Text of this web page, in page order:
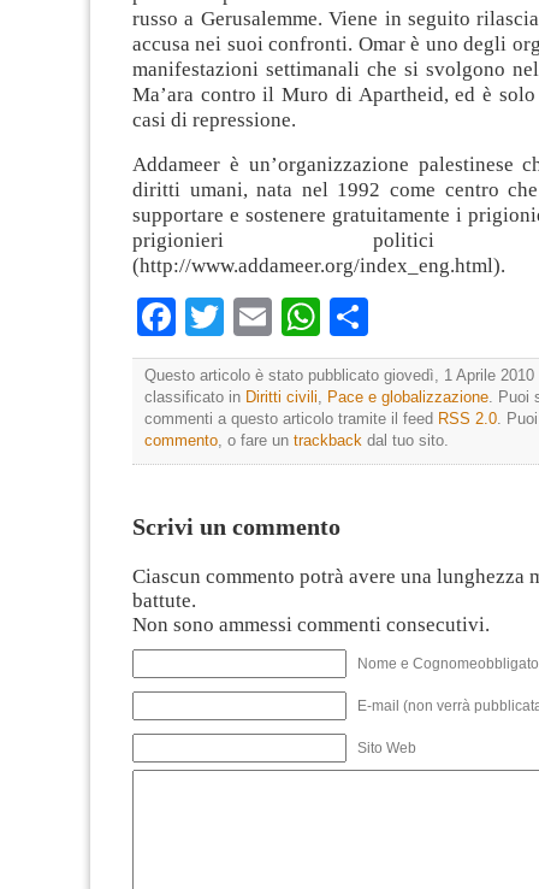
russo a Gerusalemme. Viene in seguito
accusa nei suoi confronti. Omar è uno degli
manifestazioni settimanali che si svolgono
Ma’ara contro il Muro di Apartheid, ed è
casi di repressione.
Addameer è un’organizzazione palestinese
diritti umani, nata nel 1992 come centro
supportare e sostenere gratuitamente i
prigionieri politici
(http://www.addameer.org/index_eng.html).
Facebook
TwitterEmailWhatsApp
Questo articolo è stato pubblicato giovedì, 1 Aprile 2010
classificato in Diritti civili Pace e globalizzazione . Puoi
commenti a questo articolo tramite il feed RSS 2.0 .
commento , o fare un trackback dal tuo sito.
Scrivi un commento
Ciascun commento potrà avere una lunghezza
battute.
Non sono ammessi commenti consecutivi.
Nome e
E-mail (non verrà
Sito Web